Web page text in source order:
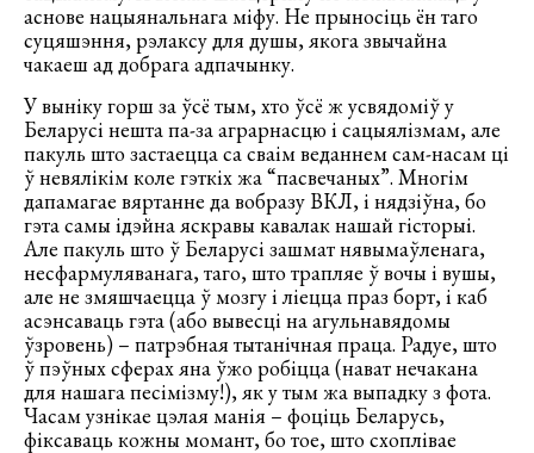
аснове нацыянальнага міфу. Не прыносіць ён таго
суцяшэння, рэлаксу для душы, якога звычайна
чакаеш ад добрага адпачынку.
У выніку горш за ўсё тым, хто ўсё ж усвядоміў у
Беларусі нешта па-за аграрнасцю і сацыялізмам, але
пакуль што застаецца са сваім веданнем сам-насам ці
ў невялікім коле гэткіх жа “пасвечаных”. Многім
дапамагае вяртанне да вобразу ВКЛ, і нядзіўна, бо
гэта самы ідэйна яскравы кавалак нашай гісторыі.
Але пакуль што ў Беларусі зашмат нявымаўленага,
несфармуляванага, таго, што трапляе ў вочы і вушы,
але не змяшчаецца ў мозгу і ліецца праз борт, і каб
асэнсаваць гэта (або вывесці на агульнавядомы
ўзровень) – патрэбная тытанічная праца. Радуе, што
ў пэўных сферах яна ўжо робіцца (нават нечакана
для нашага песімізму!), як у тым жа выпадку з фота.
Часам узнікае цэлая манія – фоціць Беларусь,
фіксаваць кожны момант, бо тое, што схоплівае